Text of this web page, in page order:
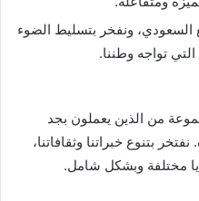
ونفخر بتسليط الضوء
تواجه وطننا.
من الذين يعملون بجد
بتنوع خبراتنا وثقافاتنا،
مختلفة وبشكل شامل.